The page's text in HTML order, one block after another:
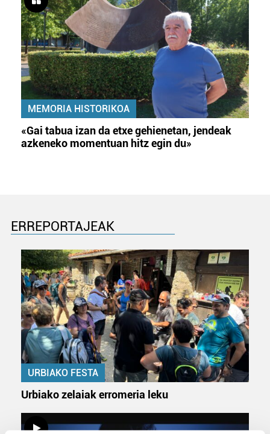
MEMORIA HISTORIKOA
«Gai tabua izan da etxe gehienetan, jendeak
azkeneko momentuan hitz egin du»
ERREPORTAJEAK
URBIAKO FESTA
Urbiako zelaiak erromeria leku